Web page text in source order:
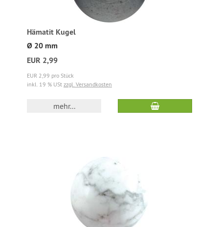
Hämatit Kugel
Ø 20 mm
EUR 2,99
EUR 2,99 pro Stück
inkl. 19 % USt zzgl. Versandkosten
mehr...